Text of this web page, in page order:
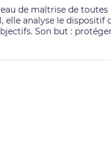
de maîtrise de toutes
analyse le
Son but :